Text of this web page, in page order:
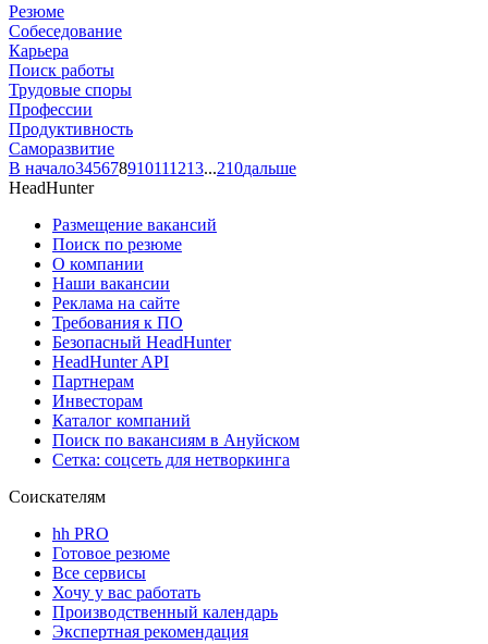
Резюме
Собеседование
Карьера
Поиск работы
Трудовые споры
Профессии
Продуктивность
Саморазвитие
В начало345678910111213...210дальше
HeadHunter
Размещение вакансий
Поиск по резюме
О компании
Наши вакансии
Реклама на сайте
Требования к ПО
Безопасный HeadHunter
HeadHunter API
Партнерам
Инвесторам
Каталог компаний
Поиск по вакансиям в Ануйском
Сетка: соцсеть для нетворкинга
Соискателям
hh PRO
Готовое резюме
Все сервисы
Хочу у вас работать
Производственный календарь
Экспертная рекомендация